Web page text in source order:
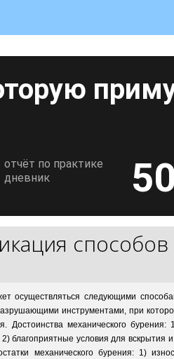
отчёт по практике
дневник
осуществляться следующими
инструментами, при
Достоинства механического
благоприятные условия для
механического бурения: 1)